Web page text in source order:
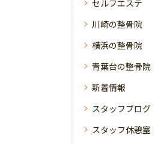
セルフエステ
川崎の整骨院
横浜の整骨院
青葉台の整骨院
新着情報
スタッフブログ
スタッフ休憩室